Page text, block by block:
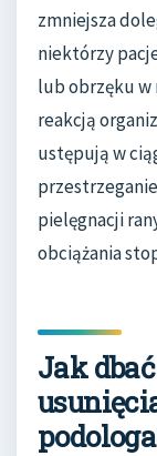
zmniejsza
niektórzy
lub obrzęku
reakcją
ustępują w
pielęgnacji
obciążania
Jak